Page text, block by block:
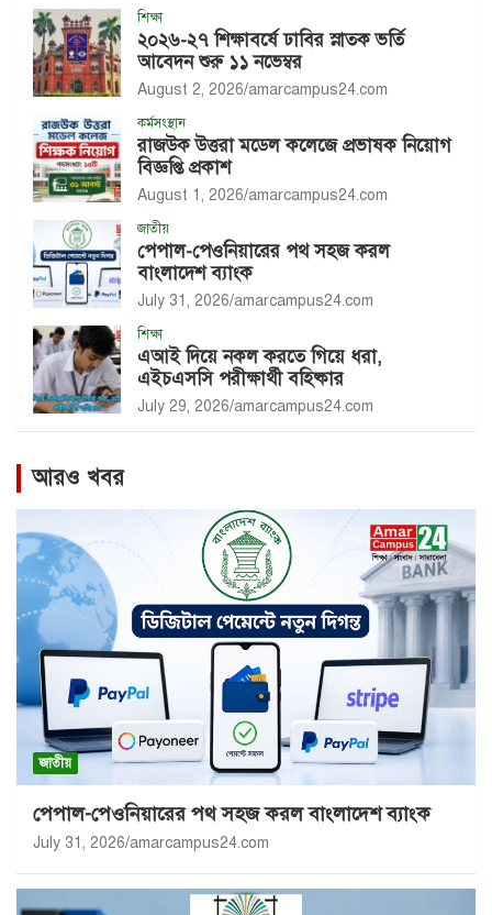
শিক্ষা
২০২৬-২৭ শিক্ষাবর্ষে ঢাবির স্নাতক ভর্তি
আবেদন শুরু ১১ নভেম্বর
August 2, 2026 amarcampus24.com
কর্মসংস্থান
রাজউক উত্তরা মডেল কলেজে প্রভাষক নিয়োগ
বিজ্ঞপ্তি প্রকাশ
August 1, 2026 amarcampus24.com
জাতীয়
পেপাল-পেওনিয়ারের পথ সহজ করল
বাংলাদেশ ব্যাংক
July 31, 2026 amarcampus24.com
শিক্ষা
এআই দিয়ে নকল করতে গিয়ে ধরা,
এইচএসসি পরীক্ষার্থী বহিষ্কার
July 29, 2026 amarcampus24.com
আরও খবর
জাতীয়
পেপাল-পেওনিয়ারের পথ সহজ করল বাংলাদেশ ব্যাংক
July 31, 2026 amarcampus24.com